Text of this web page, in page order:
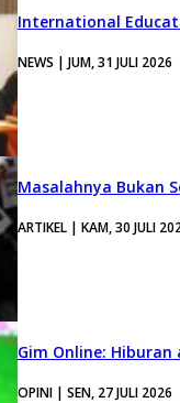
International
NEWS | JUM, 31 JULI 2026
Masalahnya Bukan
ARTIKEL | KAM, 30 JULI
Gim Online:
OPINI | SEN, 27 JULI 2026